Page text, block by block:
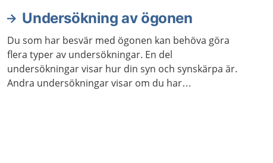
Undersökning av ögonen
Du som har besvär med ögonen kan behöva göra
flera typer av undersökningar. En del
undersökningar visar hur din syn och synskärpa är.
Andra undersökningar visar om du har